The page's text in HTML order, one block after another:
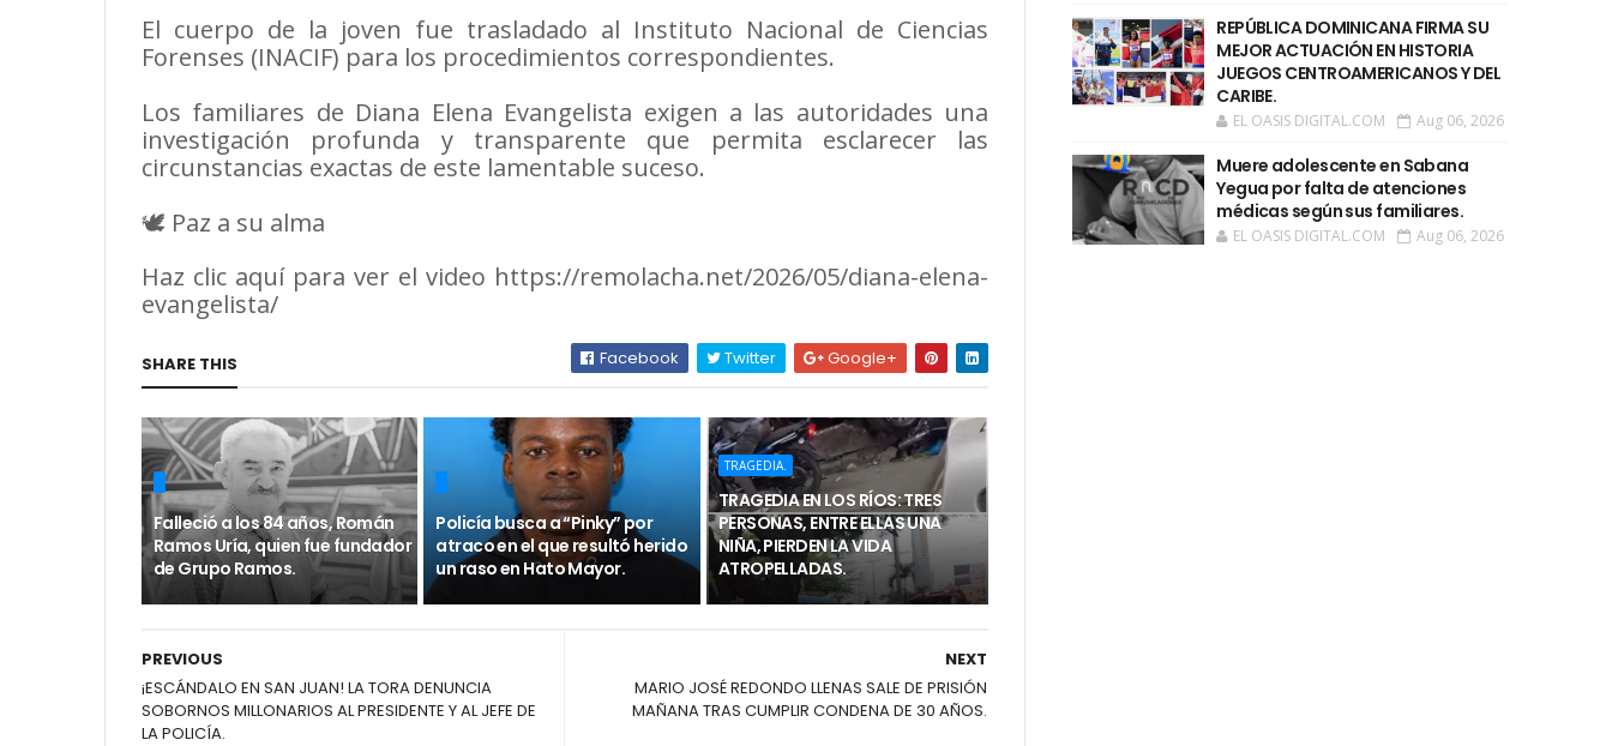
El cuerpo de la joven fue trasladado al Instituto Nacional de Ciencias
Forenses (INACIF) para los procedimientos correspondientes.
Los familiares de Diana Elena Evangelista exigen a las autoridades una
investigación profunda y transparente que permita esclarecer las
circunstancias exactas de este lamentable suceso.
🕊️ Paz a su alma
Haz clic aquí para ver el video https://remolacha.net/2026/05/diana-elena-
evangelista/
SHARE THIS Facebook Twitter Google+
Falleció a los 84 años, Román
Ramos Uría, quien fue fundador
de Grupo Ramos.
Policía busca a “Pinky” por
atraco en el que resultó herido
un raso en Hato Mayor.
TRAGEDIA.
TRAGEDIA EN LOS RÍOS: TRES
PERSONAS, ENTRE ELLAS UNA
NIÑA, PIERDEN LA VIDA
ATROPELLADAS.
NEXT
MARIO JOSÉ REDONDO LLENAS SALE DE PRISIÓN
MAÑANA TRAS CUMPLIR CONDENA DE 30 AÑOS.
PREVIOUS
¡ESCÁNDALO EN SAN JUAN! LA TORA DENUNCIA
SOBORNOS MILLONARIOS AL PRESIDENTE Y AL JEFE DE
LA POLICÍA.
REPÚBLICA DOMINICANA FIRMA SU
MEJOR ACTUACIÓN EN HISTORIA
JUEGOS CENTROAMERICANOS Y DEL
CARIBE.
EL OASIS DIGITAL.COM Aug 06, 2026
Muere adolescente en Sabana
Yegua por falta de atenciones
médicas según sus familiares.
EL OASIS DIGITAL.COM Aug 06, 2026